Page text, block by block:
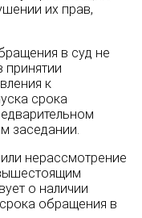
их прав,
в суд не
принятии
к
срока
заседании.
нерассмотрение
о наличии
обращения в